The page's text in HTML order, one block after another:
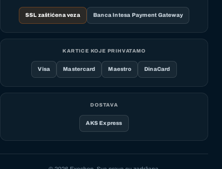
SSL zaštićena veza Banca Intesa Payment Gateway
KARTICE KOJE PRIHVATAMO
Visa Mastercard Maestro DinaCard
DOSTAVA
AKS Express